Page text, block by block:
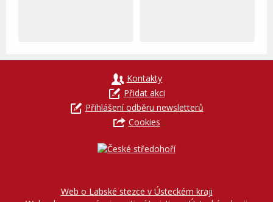
Kontakty
Přidat akci
Přihlášení odběru newsletterů
Cookies
Web o Labské stezce v Ústeckém kraji